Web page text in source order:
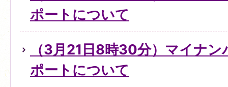
ポートについて
（3月21日8時30分）マイナ
ポートについて